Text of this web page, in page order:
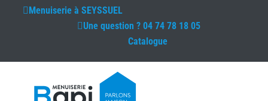
Menuiserie àSEYSSUEL
Une question ? 04 74 78 18 05
Catalogue